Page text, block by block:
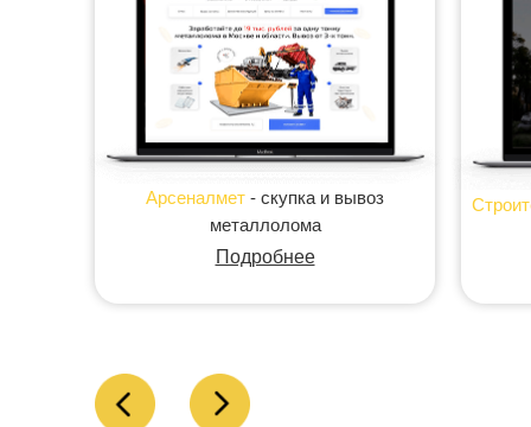
Арсеналмет - скупка и вывоз
металлолома
Подробнее